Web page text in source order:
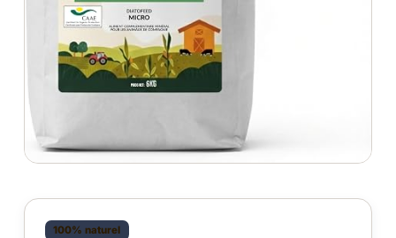
100% naturel